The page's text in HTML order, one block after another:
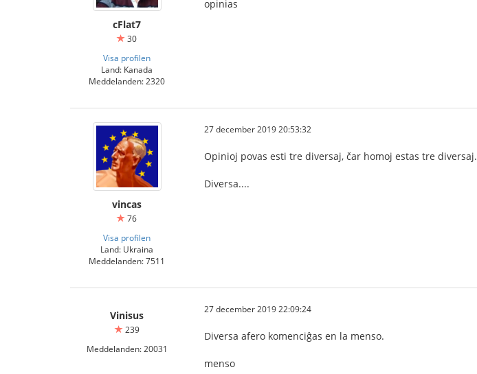
cFlat7
30
Visa profilen
Land: Kanada
Meddelanden: 2320
opinias
vincas
76
Visa profilen
Land: Ukraina
Meddelanden: 7511
27 december 2019 20:53:32
Opinioj povas esti tre diversaj, čar homoj estas tre diversaj.
Diversa....
Vinisus
239
Meddelanden: 20031
27 december 2019 22:09:24
Diversa afero komenciĝas en la menso.
menso